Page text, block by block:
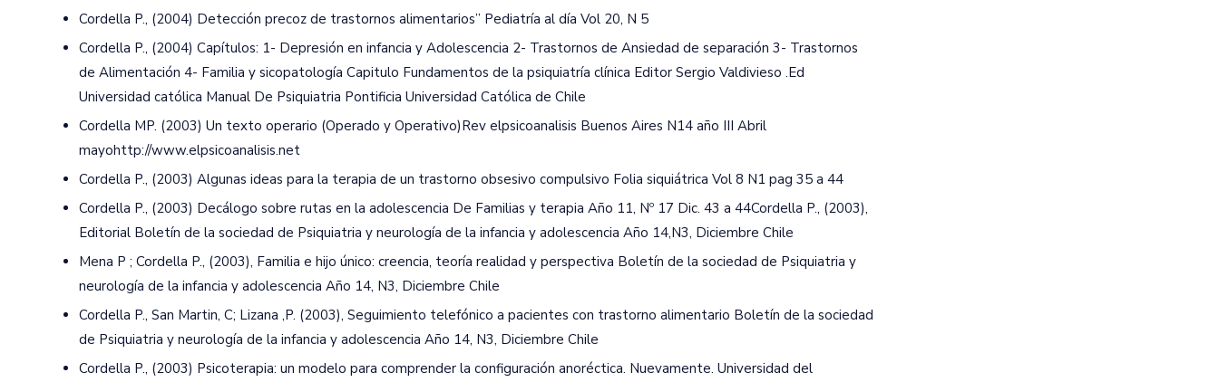
Cordella P., (2004) Detección precoz de trastornos alimentarios” Pediatría al día Vol 20, N 5
Cordella P., (2004) Capítulos: 1- Depresión en infancia y Adolescencia 2- Trastornos de Ansiedad de separación 3- Trastornos
de Alimentación 4- Familia y sicopatología Capitulo Fundamentos de la psiquiatría clínica Editor Sergio Valdivieso .Ed
Universidad católica Manual De Psiquiatria Pontificia Universidad Católica de Chile
Cordella MP. (2003) Un texto operario (Operado y Operativo)Rev elpsicoanalisis Buenos Aires N14 año III Abril
mayohttp://www.elpsicoanalisis.net
Cordella P., (2003) Algunas ideas para la terapia de un trastorno obsesivo compulsivo Folia siquiátrica Vol 8 N1 pag 35 a 44
Cordella P., (2003) Decálogo sobre rutas en la adolescencia De Familias y terapia Año 11, Nº 17 Dic. 43 a 44Cordella P., (2003),
Editorial Boletín de la sociedad de Psiquiatria y neurología de la infancia y adolescencia Año 14,N3, Diciembre Chile
Mena P ; Cordella P., (2003), Familia e hijo único: creencia, teoría realidad y perspectiva Boletín de la sociedad de Psiquiatria y
neurología de la infancia y adolescencia Año 14, N3, Diciembre Chile
Cordella P., San Martin, C; Lizana ,P. (2003), Seguimiento telefónico a pacientes con trastorno alimentario Boletín de la sociedad
de Psiquiatria y neurología de la infancia y adolescencia Año 14, N3, Diciembre Chile
Cordella P., (2003) Psicoterapia: un modelo para comprender la configuración anoréctica. Nuevamente. Universidad del